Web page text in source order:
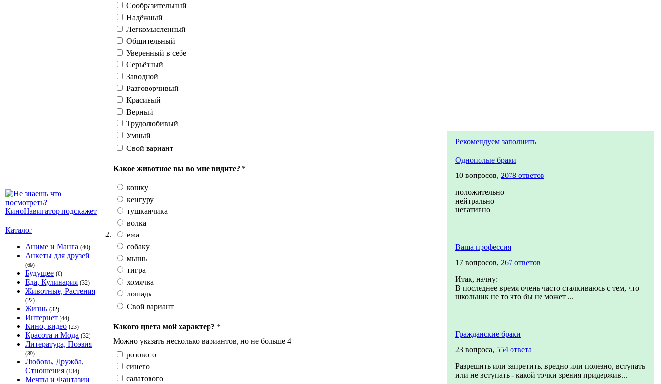
Каталог
Аниме и Манга (40)
Анкеты для друзей
(69)
Будущее (6)
Еда, Кулинария (32)
Животные, Растения
(22)
Жизнь (32)
Интернет (44)
Кино, видео (23)
Красота и Мода (32)
Литература, Поэзия
(39)
Любовь, Дружба,
Отношения (134)
Мечты и Фантазии
Сообразительный
Надёжный
Легкомысленный
Общительный
Уверенный в себе
Серьёзный
Заводной
Разговорчивый
Красивый
Верный
Трудолюбивый
Умный
Свой вариант
2.
Какое животное вы во мне видите? *
кошку
кенгуру
тушканчика
волка
ежа
собаку
мышь
тигра
хомячка
лошадь
Свой вариант
Какого цвета мой характер? *
Можно указать несколько вариантов, но не больше 4
розового
синего
салатового
Рекомендуем заполнить
Однополые браки
10 вопросов, 2078 ответов
положительно
нейтрально
негативно
Ваша профессия
17 вопросов, 267 ответов
Итак, начну:
В последнее время очень часто сталкиваюсь с тем, что
школьник не то что бы не может ...
Гражданские браки
23 вопроса, 554 ответа
Разрешить или запретить, вредно или полезно, вступать
или не вступать - какой точки зрения придержив...